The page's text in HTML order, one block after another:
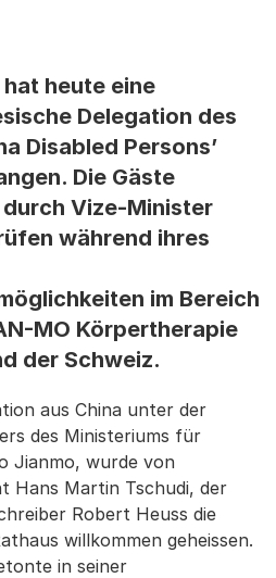
heute eine
Delegation des
Disabled Persons’
Die Gäste
Vize-Minister
während ihres
im Bereich
MO Körpertherapie
der Schweiz.
aus China unter der
des Ministeriums für
Jianmo, wurde von
Hans Martin Tschudi, der
Robert Heuss die
willkommen geheissen.
in seiner